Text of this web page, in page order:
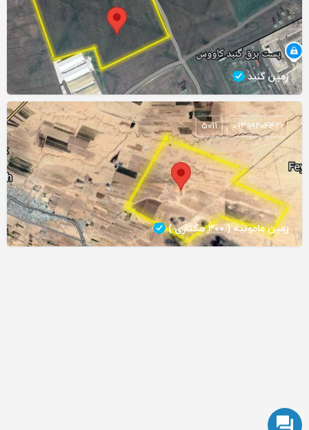
زمین گنبد
زمین مامونیه ( ۳۰۰ هکتاری )
۰۹۳۹۹۲۰۴۴۲۱ 5011